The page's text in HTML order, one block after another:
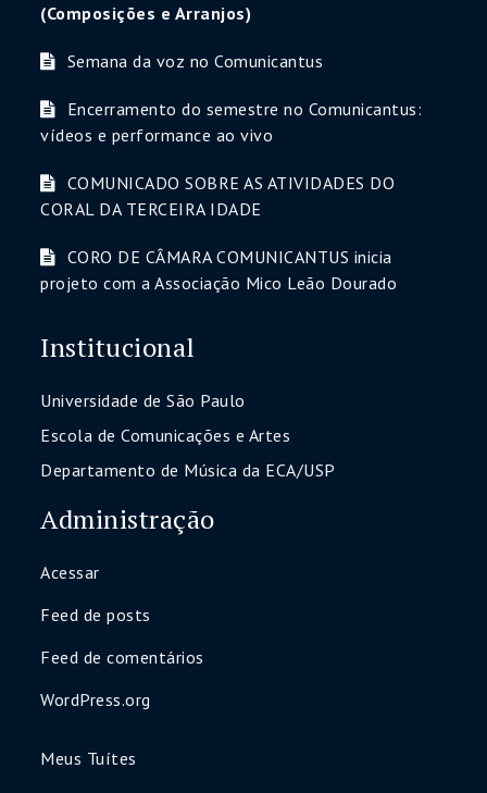
(Composições e Arranjos)
Semana da voz no Comunicantus
Encerramento do semestre no Comunicantus:
vídeos e performance ao vivo
COMUNICADO SOBRE AS ATIVIDADES DO
CORAL DA TERCEIRA IDADE
CORO DE CÂMARA COMUNICANTUS inicia
projeto com a Associação Mico Leão Dourado
Institucional
Universidade de São Paulo
Escola de Comunicações e Artes
Departamento de Música da ECA/USP
Administração
Acessar
Feed de posts
Feed de comentários
WordPress.org
Meus Tuítes